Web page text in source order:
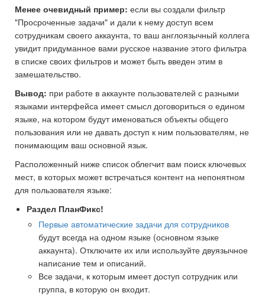
Менее очевидный пример: если вы создали фильтр
"Просроченные задачи" и дали к нему доступ всем
сотрудникам своего аккаунта, то ваш англоязычный коллега
увидит придуманное вами русское название этого фильтра
в списке своих фильтров и может быть введен этим в
замешательство.
Вывод: при работе в аккаунте пользователей с разными
языками интерфейса имеет смысл договориться о едином
языке, на котором будут именоваться объекты общего
пользования или не давать доступ к ним пользователям, не
понимающим ваш основной язык.
Расположенный ниже список облегчит вам поиск ключевых
мест, в которых может встречаться контент на непонятном
для пользователя языке:
Раздел ПланФикс!
Первые автоматические задачи для сотрудников
будут всегда на одном языке (основном языке
аккаунта). Отключите их или используйте двуязычное
написание тем и описаний.
Все задачи, к которым имеет доступ сотрудник или
группа, в которую он входит.